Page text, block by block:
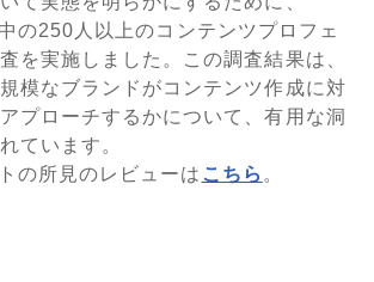
の250人以上のコンテンツプロフェ
を実施しました。この調査結果は、
模なブランドがコンテンツ作成に対
プローチするかについて、有用な洞
ています。
の所見のレビューは こちら 。